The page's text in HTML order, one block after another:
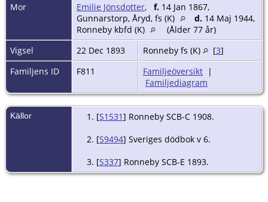
Mor
Emilie Jönsdotter, f. 14 Jan 1867,
Gunnarstorp, Åryd, fs (K)
d. 14 Maj 1944,
Ronneby kbfd (K)
(Ålder 77 år)
Vigsel
22 Dec 1893 Ronneby fs (K) [3]
Familjens ID
F811 Familjeöversikt |
Familjediagram
Källor [S1531] Ronneby SCB-C 1908.
[S9494] Sveriges dödbok v 6.
[S337] Ronneby SCB-E 1893.